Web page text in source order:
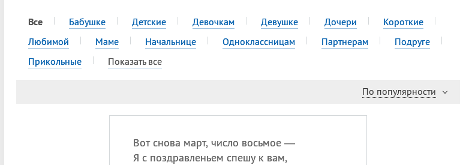
Все Бабушке Детские Девочкам Девушке Дочери
Короткие
Любимой
Маме Начальнице Одноклассницам Партнерам
Подруге
Прикольные
Показать все
По популярности
Вот снова март, число восьмое —
Я с поздравленьем спешу к вам,